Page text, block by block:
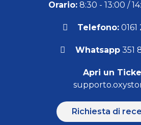
Orario:8:30 - 13:00 /
Telefono: 0161
Whatsapp351
Apri un
Richiesta di